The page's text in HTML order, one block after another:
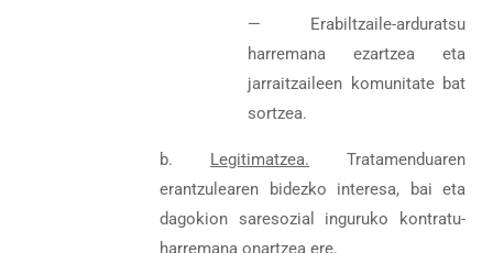
— Erabiltzaile-arduratsu
harremana ezartzea eta
jarraitzaileen komunitate bat
sortzea.
b. Legitimatzea. Tratamenduaren
erantzulearen bidezko interesa, bai eta
dagokion saresozial inguruko kontratu-
harremana onartzea ere.